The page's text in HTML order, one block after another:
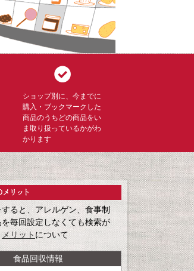
ショップ別に、今までに
購入・ブックマークした
商品のうちどの商品をい
ま取り扱っているかがわ
かります
ると、アレルゲン、食事制
毎回設定しなくても検索が
メリットについて
食品回収情報